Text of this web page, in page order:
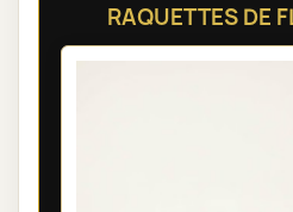
RAQUETTES DE